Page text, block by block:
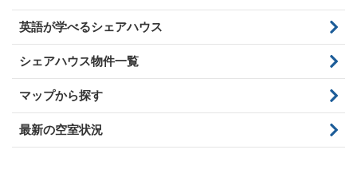
英語が学べるシェアハウス
シェアハウス物件一覧
マップから探す
最新の空室状況